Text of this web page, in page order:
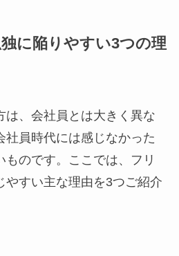
に陥りやすい3つの理
は、会社員とは大きく異な
社員時代には感じなかった
のです。ここでは、フリ
やすい主な理由を3つご紹介